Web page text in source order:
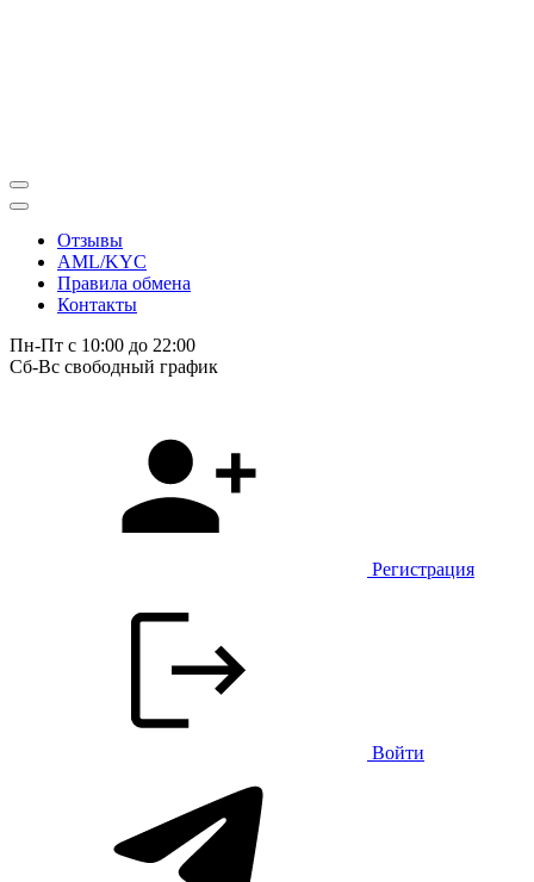
Отзывы
AML/KYC
Правила обмена
Контакты
Пн-Пт с 10:00 до 22:00
Сб-Вс свободный график
Регистрация
Войти